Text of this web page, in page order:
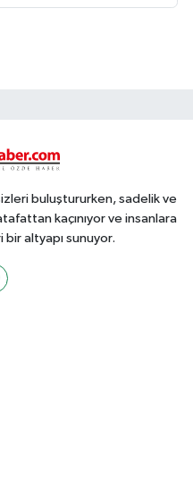
buluştururken, sadelik ve
kaçınıyor ve insanlara
altyapı sunuyor.